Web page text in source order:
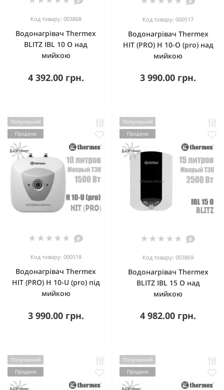
Код товару: 003868
Водонагрівач Thermex
BLITZ IBL 10 O над
мийкою
4 392.00 грн.
Код товару: 000517
Водонагрівач Thermex
HIT (PRO) H 10-O (pro) над
мийкою
3 990.00 грн.
Популярний
Продано
0
Код товару: 000518
Водонагрівач Thermex
HIT (PRO) H 10-U (pro) під
мийкою
3 990.00 грн.
Популярний
Продано
0
Код товару: 003869
Водонагрівач Thermex
BLITZ IBL 15 O над
мийкою
4 982.00 грн.
Популярний
Продано
Популярний
Продано